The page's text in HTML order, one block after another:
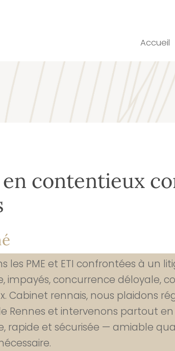
Accueil
contentieux
les PME et ETI confrontées à un
impayés, concurrence déloyale,
Cabinet rennais, nous plaidons
Rennes et intervenons partout en
rapide et sécurisée — amiable